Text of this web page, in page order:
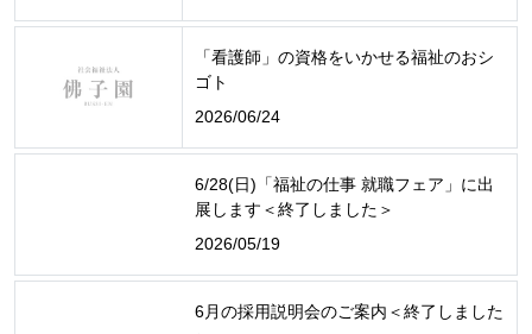
「看護師」の資格をいかせる福祉のおシ
ゴト
2026/06/24
6/28(日)「福祉の仕事 就職フェア」に出
展します＜終了しました＞
2026/05/19
6月の採用説明会のご案内＜終了しました